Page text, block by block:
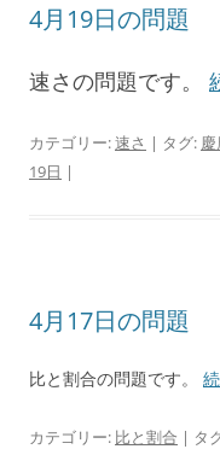
4月19日の問題
速さの問題です。
カテゴリー:速さ | タグ:
19日 |
4月17日の問題
比と割合の問題です。
カテゴリー: 比と割合 | タ